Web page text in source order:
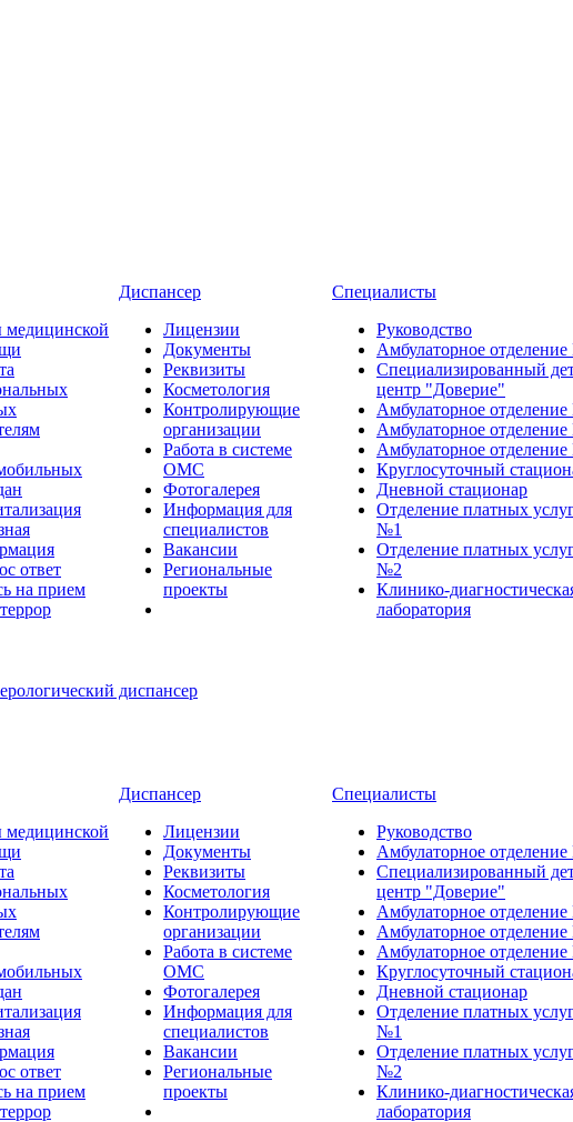
ответ
на прием
Диспансер
Лицензии
Документы
Реквизиты
Косметология
Контролирующие
организации
Работа в системе
ОМС
Фотогалерея
Информация для
специалистов
Вакансии
Региональные
проекты
Специалисты
Руководство
Амбулаторное
Специализированный
центр "Доверие"
Амбулаторное
Амбулаторное
Амбулаторное
Круглосуточный
Дневной стационар
Отделение платных
№1
Отделение платных
№2
Клинико-
лаборатория
ответ
на прием
Диспансер
Лицензии
Документы
Реквизиты
Косметология
Контролирующие
организации
Работа в системе
ОМС
Фотогалерея
Информация для
специалистов
Вакансии
Региональные
проекты
Специалисты
Руководство
Амбулаторное
Специализированный
центр "Доверие"
Амбулаторное
Амбулаторное
Амбулаторное
Круглосуточный
Дневной стационар
Отделение платных
№1
Отделение платных
№2
Клинико-
лаборатория